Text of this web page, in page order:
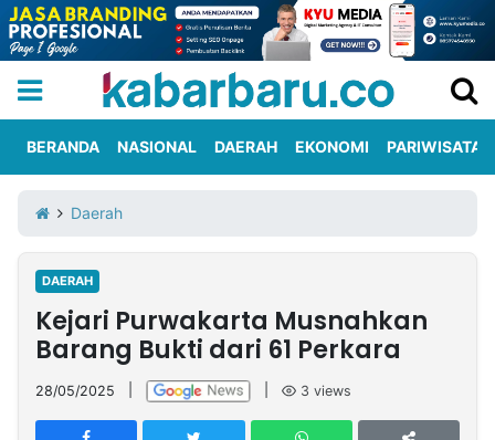
Iklan
Berita
Kami
Nasional
International
Olahraga
Entertainment
Daerah
Pariwisata
Kuliner
Kolom
Network
BERANDA NASIONAL DAERAH EKONOMI PARIWISATA
Daerah
DAERAH
Kejari Purwakarta Musnahkan
Barang Bukti dari 61 Perkara
28/05/2025 3 views